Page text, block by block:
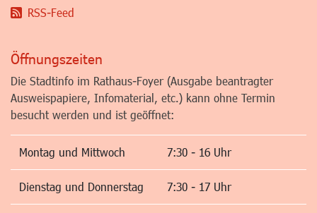
RSS-Feed
Öffnungszeiten
Die Stadtinfo im Rathaus-Foyer (Ausgabe beantragter
Ausweispapiere, Infomaterial, etc.) kann ohne Termin
besucht werden und ist geöffnet:
Montag und Mittwoch 7:30 - 16 Uhr
Dienstag und Donnerstag 7:30 - 17 Uhr